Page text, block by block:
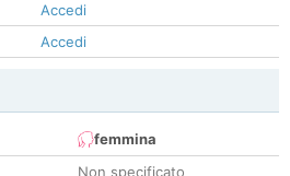
Accedi
Accedi
femmina
Non specificato